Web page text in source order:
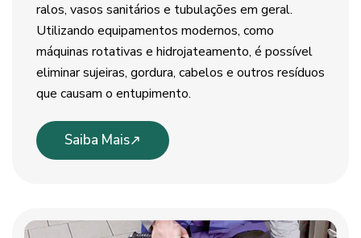
ralos, vasos sanitários e tubulações em geral.
Utilizando equipamentos modernos, como
máquinas rotativas e hidrojateamento, é possível
eliminar sujeiras, gordura, cabelos e outros resíduos
que causam o entupimento.
Saiba Mais